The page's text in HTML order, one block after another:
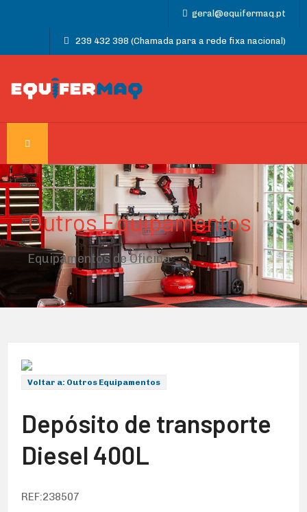
geral@equifermaq.pt
239 432 398 (Chamada para a rede fixa nacional)
Outros Equipamentos
Equipamentos de Oficina
Voltar a: Outros Equipamentos
Depósito de transporte
Diesel 400L
REF:238507